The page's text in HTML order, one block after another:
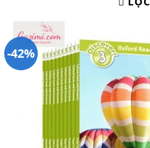
-42%